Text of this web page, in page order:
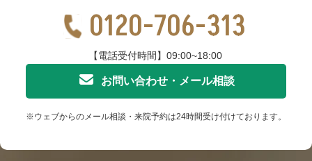
0120-706-313
【電話受付時間】09:00~18:00
お問い合わせ・メール相談
※ウェブからのメール相談・来院予約は24時間受け付けております。